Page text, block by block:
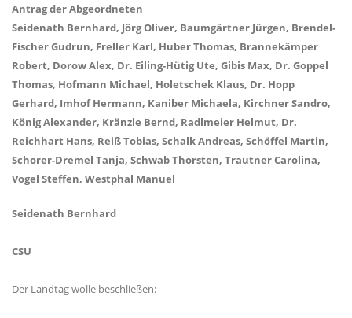
Antrag der Abgeordneten
Seidenath Bernhard, Jörg Oliver, Baumgärtner Jürgen, Brendel-
Fischer Gudrun, Freller Karl, Huber Thomas, Brannekämper
Robert, Dorow Alex, Dr. Eiling-Hütig Ute, Gibis Max, Dr. Goppel
Thomas, Hofmann Michael, Holetschek Klaus, Dr. Hopp
Gerhard, Imhof Hermann, Kaniber Michaela, Kirchner Sandro,
König Alexander, Kränzle Bernd, Radlmeier Helmut, Dr.
Reichhart Hans, Reiß Tobias, Schalk Andreas, Schöffel Martin,
Schorer-Dremel Tanja, Schwab Thorsten, Trautner Carolina,
Vogel Steffen, Westphal Manuel
Seidenath Bernhard
CSU
Der Landtag wolle beschließen: